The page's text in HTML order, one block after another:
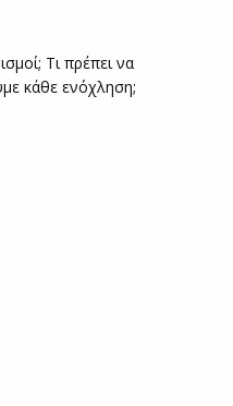
Τι πρέπει να
κάθε ενόχληση;